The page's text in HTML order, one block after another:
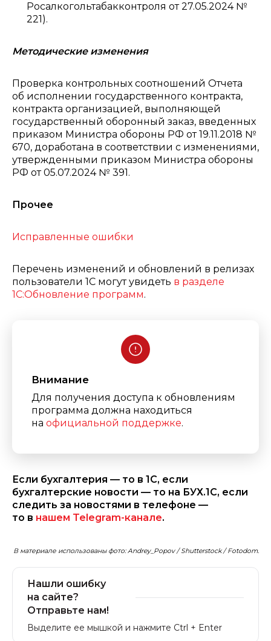
Росалкогольтабакконтроля от 27.05.2024 №
221).
Методические изменения
Проверка контрольных соотношений Отчета
об исполнении государственного контракта,
контракта организацией, выполняющей
государственный оборонный заказ, введенных
приказом Министра обороны РФ от 19.11.2018 №
670, доработана в соответствии с изменениями,
утвержденными приказом Министра обороны
РФ от 05.07.2024 № 391.
Прочее
Исправленные ошибки
Перечень изменений и обновлений в релизах
пользователи 1С могут увидеть в разделе
1С:Обновление программ.
Внимание
Для получения доступа к обновлениям
программа должна находиться
на официальной поддержке.
Если бухгалтерия — то в 1С, если
бухгалтерские новости — то на БУХ.1С, если
следить за новостями в телефоне —
то в нашем Telegram-канале.
В материале использованы фото: Andrey_Popov / Shutterstock / Fotodom.
Нашли ошибку
на сайте?
Отправьте нам!
Выделите ее мышкой и нажмите Ctrl + Enter